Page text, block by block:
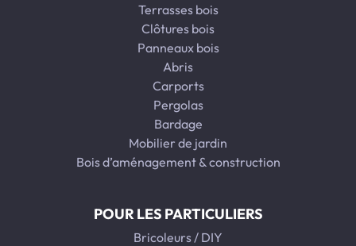
Terrasses bois
Clôtures bois
Panneaux bois
Abris
Carports
Pergolas
Bardage
Mobilier de jardin
Bois d’aménagement & construction
POUR LES PARTICULIERS
Bricoleurs / DIY